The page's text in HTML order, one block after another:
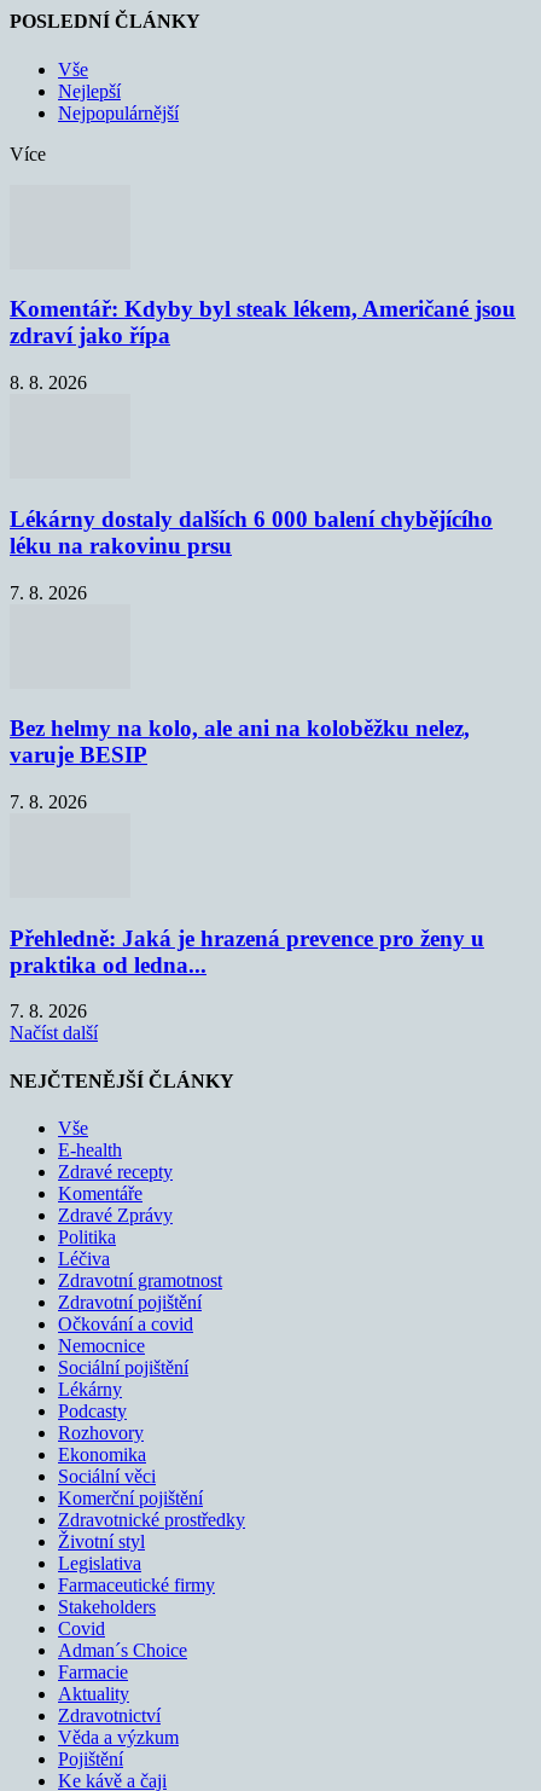
POSLEDNÍ ČLÁNKY
Vše
Nejlepší
Nejpopulárnější
Více
Komentář: Kdyby byl steak lékem, Američané jsou
zdraví jako řípa
8. 8. 2026
Lékárny dostaly dalších 6 000 balení chybějícího
léku na rakovinu prsu
7. 8. 2026
Bez helmy na kolo, ale ani na koloběžku nelez,
varuje BESIP
7. 8. 2026
Přehledně: Jaká je hrazená prevence pro ženy u
praktika od ledna...
7. 8. 2026
Načíst další
NEJČTENĚJŠÍ ČLÁNKY
Vše
E-health
Zdravé recepty
Komentáře
Zdravé Zprávy
Politika
Léčiva
Zdravotní gramotnost
Zdravotní pojištění
Očkování a covid
Nemocnice
Sociální pojištění
Lékárny
Podcasty
Rozhovory
Ekonomika
Sociální věci
Komerční pojištění
Zdravotnické prostředky
Životní styl
Legislativa
Farmaceutické firmy
Stakeholders
Covid
Adman´s Choice
Farmacie
Aktuality
Zdravotnictví
Věda a výzkum
Pojištění
Ke kávě a čaji